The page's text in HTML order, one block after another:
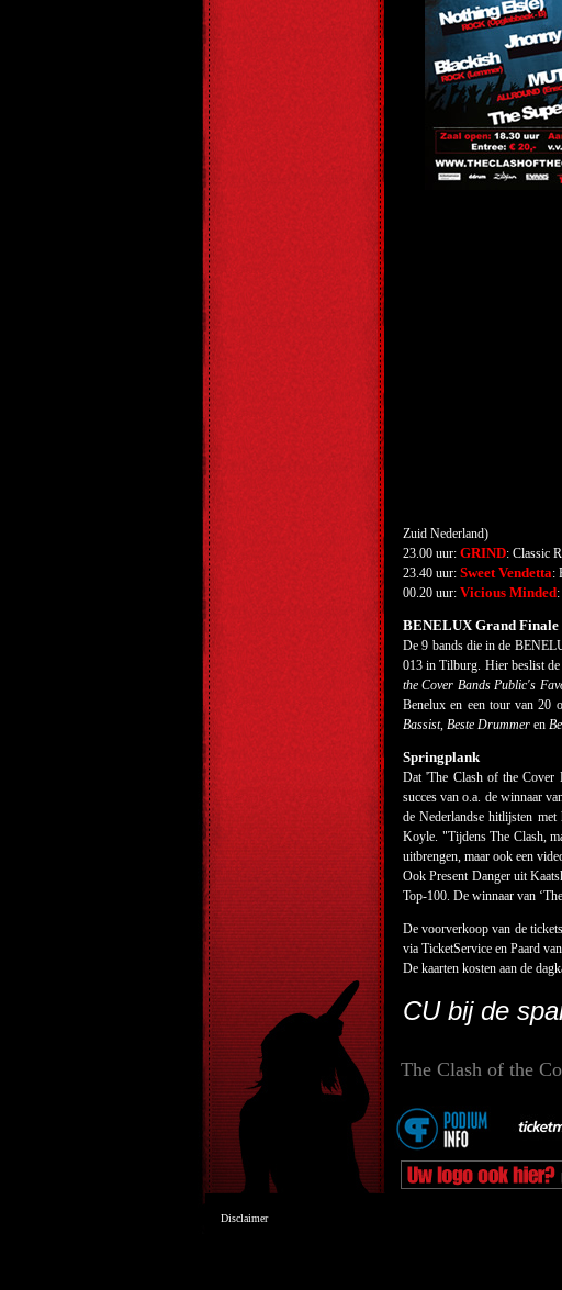
Zuid Nederland)
23.00 uur: GRIND: Classic
23.40 uur: Sweet Vendetta:
00.20 uur: Vicious Minded
BENELUX Grand Finale
De 9 bands die in de
013 in Tilburg. Hier beslist
the Cover Bands Public's
Benelux en een tour van 20
Bassist, Beste Drummer en
Springplank
Dat 'The Clash of the Cover
succes van o.a. de winnaar
de Nederlandse hitlijsten
Koyle. "Tijdens The Clash,
uitbrengen, maar ook een
Ook Present Danger uit
Top-100. De winnaar van
De voorverkoop van de
via TicketService en Paard
De kaarten kosten aan de
CU bij de
The Clash of the
Disclaimer